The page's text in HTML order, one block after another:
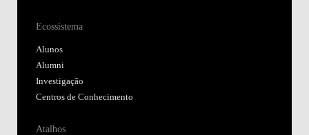
Ecossistema
Alunos
Alumni
Investigação
Centros de Conhecimento
Atalhos